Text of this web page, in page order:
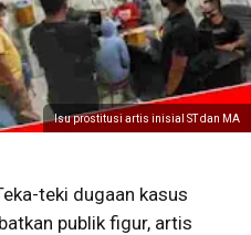
Isu prostitusi artis inisial ST dan MA
teki dugaan kasus
publik figur, artis